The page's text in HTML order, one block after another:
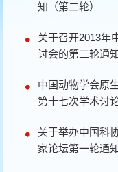
知（第二轮）
关于召开2013年
讨会的第二轮通知
中国动物学会原
第十七次学术讨
关于举办中国科
家论坛第一轮通知